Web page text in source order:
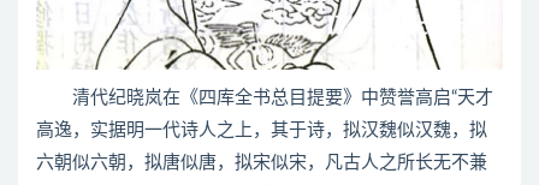
清代纪晓岚在《四库全书总目提要》中赞誉高启“天才
高逸，实据明一代诗人之上，其于诗，拟汉魏似汉魏，拟
六朝似六朝，拟唐似唐，拟宋似宋，凡古人之所长无不兼